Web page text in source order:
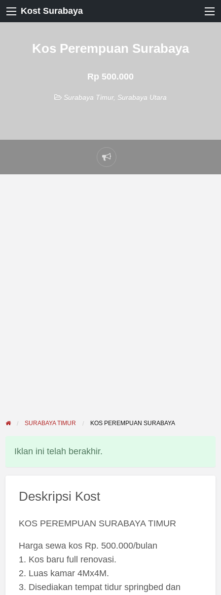
Kost Surabaya
Kos Perempuan Surabaya
Rp 500.000
Surabaya Timur, Surabaya Utara
Laporkan
masalah
SURABAYA TIMUR KOS PEREMPUAN SURABAYA
Iklan ini telah berakhir.
Deskripsi Kost
KOS PEREMPUAN SURABAYA TIMUR
Harga sewa kos Rp. 500.000/bulan
1. Kos baru full renovasi.
2. Luas kamar 4Mx4M.
3. Disediakan tempat tidur springbed dan